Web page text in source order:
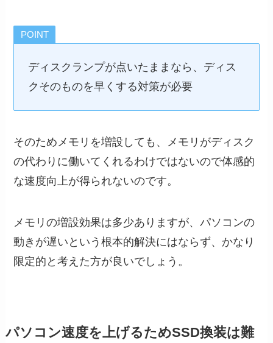
POINT
ディスクランプが点いたままなら、ディス
クそのものを早くする対策が必要
そのためメモリを増設しても、メモリがディスク
の代わりに働いてくれるわけではないので体感的
な速度向上が得られないのです。
メモリの増設効果は多少ありますが、パソコンの
動きが遅いという根本的解決にはならず、かなり
限定的と考えた方が良いでしょう。
パソコン速度を上げるためSSD換装は難